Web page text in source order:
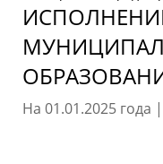
На 01.01.2025 года